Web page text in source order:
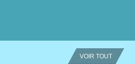
VOIR TOUT